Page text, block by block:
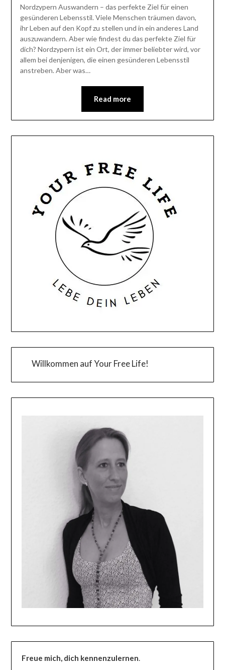
Nordzypern Auswandern – das perfekte Ziel für einen
gesünderen Lebensstil. Viele Menschen träumen davon,
ihr Leben auf den Kopf zu stellen und in ein anderes Land
auszuwandern. Aber wie findest du das perfekte Ziel für
dich? Nordzypern ist ein Ort, der immer beliebter wird, vor
allem bei denjenigen, die einen gesünderen Lebensstil
anstreben. Aber was…
Read more
Willkommen auf Your Free Life!
Freue mich, dich kennenzulernen.